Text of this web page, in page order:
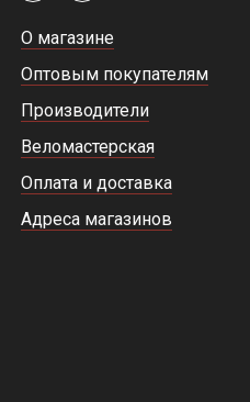
О магазине
Оптовым покупателям
Производители
Веломастерская
Оплата и доставка
Адреса магазинов